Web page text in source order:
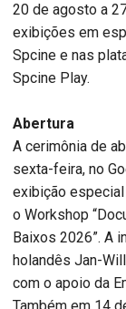
20 de agosto a
exibições em
Spcine e nas
Spcine Play.
Abertura
A cerimônia de
sexta-feira, no
exibição
o Workshop
Baixos 2026”. A
holandês Jan-
com o apoio da